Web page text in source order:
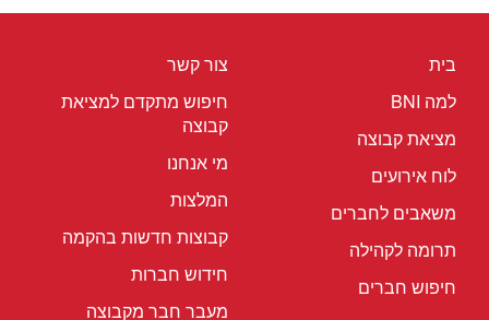
בית
למה BNI
מציאת קבוצה
לוח אירועים
משאבים לחברים
תרומה לקהילה
חיפוש חברים
צור קשר
חיפוש מתקדם למציאת
קבוצה
מי אנחנו
המלצות
קבוצות חדשות בהקמה
חידוש חברות
מעבר חבר מקבוצה